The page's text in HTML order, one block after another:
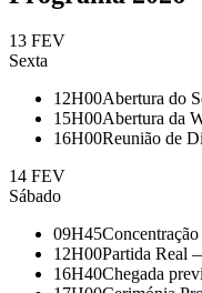
13 FEV
Sexta
12H00Abertura do
15H00Abertura da
16H00Reunião de
14 FEV
Sábado
09H45
12H00Partida Real
16H40Chegada